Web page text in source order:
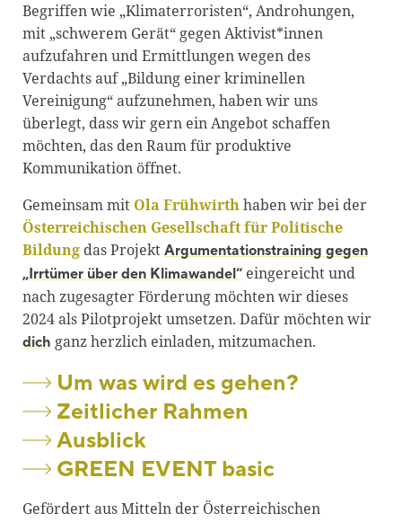
Begriffen wie „Klimaterroristen“, Androhungen,
mit „schwerem Gerät“ gegen Aktivist*innen
aufzufahren und Ermittlungen wegen des
Verdachts auf „Bildung einer kriminellen
Vereinigung“ aufzunehmen, haben wir uns
überlegt, dass wir gern ein Angebot schaffen
möchten, das den Raum für produktive
Kommunikation öffnet.
Gemeinsam mit Ola Frühwirthhaben wir bei der
Österreichischen Gesellschaft für Politische
Bildungdas Projekt Argumentationstraining gegen
„Irrtümer über den Klimawandel“eingereicht und
nach zugesagter Förderung möchten wir dieses
2024 als Pilotprojekt umsetzen. Dafür möchten wir
dich ganz herzlich einladen, mitzumachen.
Um was wird es gehen?
Zeitlicher Rahmen
Ausblick
GREEN EVENT basic
Gefördert aus Mitteln der Österreichischen